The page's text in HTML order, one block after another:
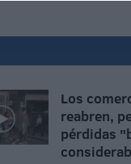
Los
reabren,
pérdidas